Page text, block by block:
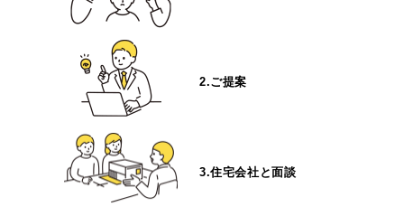
2.ご提案
3.住宅会社と面談